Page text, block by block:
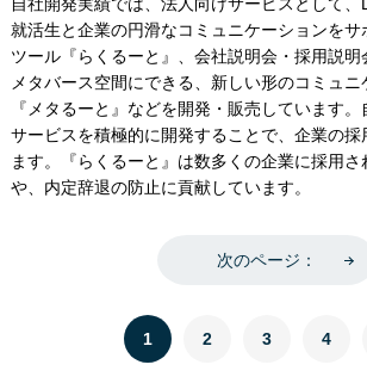
就活生と企業の円滑なコミュニケーションをサ
ツール『らくるーと』、会社説明会・採用説明
メタバース空間にできる、新しい形のコミュ
『メタるーと』などを開発・販売しています
サービスを積極的に開発することで、企業の
ます。『らくるーと』は数多くの企業に採用
や、内定辞退の防止に貢献しています。
次のページ：
1 2 3 4